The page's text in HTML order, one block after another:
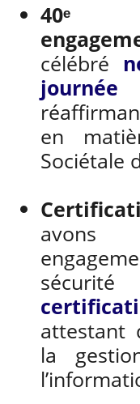
40ᵉ
célébré
en
Sociétale
avons
attestant
la